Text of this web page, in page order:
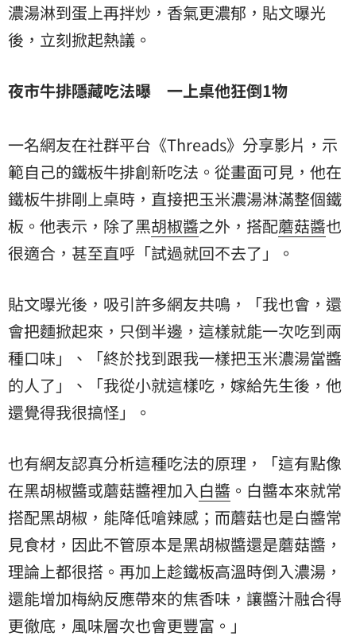
濃湯淋到蛋上再拌炒，香氣更濃郁，貼文曝光
後，立刻掀起熱議。
夜市牛排隱藏吃法曝 一上桌他狂倒1物
一名網友在社群平台《Threads》分享影片，示
範自己的鐵板牛排創新吃法。從畫面可見，他在
鐵板牛排剛上桌時，直接把玉米濃湯淋滿整個鐵
板。他表示，除了黑胡椒醬之外，搭配蘑菇醬也
很適合，甚至直呼「試過就回不去了」。
貼文曝光後，吸引許多網友共鳴，「我也會，還
會把麵掀起來，只倒半邊，這樣就能一次吃到兩
種口味」、「終於找到跟我一樣把玉米濃湯當醬
的人了」、「我從小就這樣吃，嫁給先生後，他
還覺得我很搞怪」。
也有網友認真分析這種吃法的原理，「這有點像
在黑胡椒醬或蘑菇醬裡加入白醬 。白醬本來就常
搭配黑胡椒，能降低嗆辣感；而蘑菇也是白醬常
見食材，因此不管原本是黑胡椒醬還是蘑菇醬，
理論上都很搭。再加上趁鐵板高溫時倒入濃湯，
還能增加梅納反應帶來的焦香味，讓醬汁融合得
更徹底，風味層次也會更豐富。」